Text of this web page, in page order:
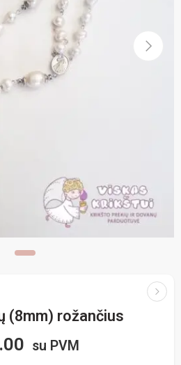
(8mm) rožančius
su PVM